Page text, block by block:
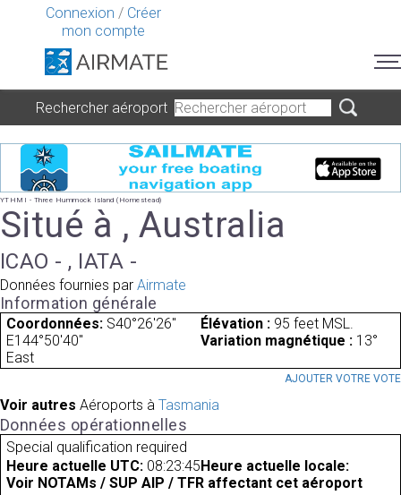
Connexion / Créer
mon compte
Rechercher aéroport
YTHMI - Three Hummock Island (Homestead)
Situé à , Australia
ICAO - , IATA -
Données fournies par Airmate
Information générale
Coordonnées: S40°26'26"
E144°50'40"
Élévation : 95 feet MSL.
Variation magnétique : 13°
East
AJOUTER VOTRE VOTE
Voir autres Aéroports à Tasmania
Données opérationnelles
Special qualification required
Heure actuelle UTC: 08:23:45 Heure actuelle locale:
Voir NOTAMs / SUP AIP / TFR affectant cet aéroport